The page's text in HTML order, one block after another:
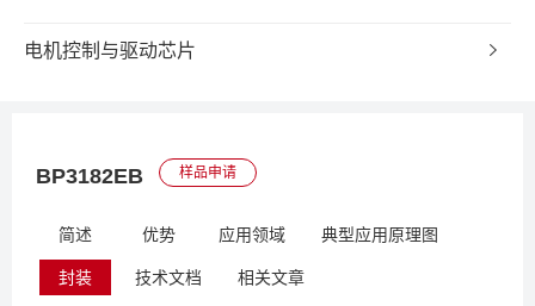
电机控制与驱动芯片
BP3182EB 样品申请
简述 优势 应用领域 典型应用原理图
封装 技术文档 相关文章